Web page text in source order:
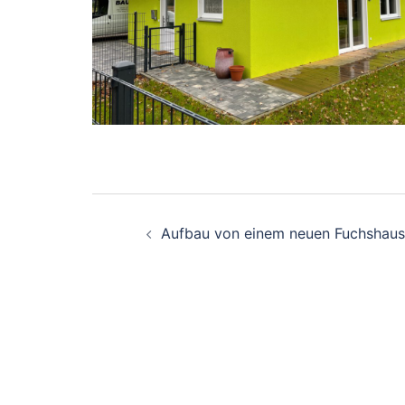
Aufbau von einem neuen Fuchshaus